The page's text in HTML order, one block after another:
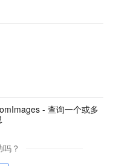
- 查询一个或多
？